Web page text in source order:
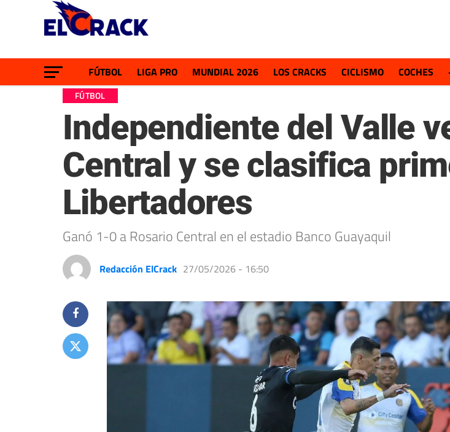
FÚTBOL LIGA PRO MUNDIAL 2026 LOS CRACKS CICLISMO COCHES
FÚTBOL
Independiente del Valle
Central y se clasifica
Libertadores
Ganó 1-0 a Rosario Central en el estadio Banco Guayaquil
Redacción ElCrack 27/05/2026 - 16:50